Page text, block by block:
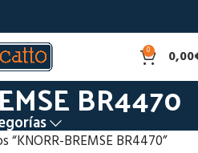
0 0,00
BR4470
BREMSE BR4470”